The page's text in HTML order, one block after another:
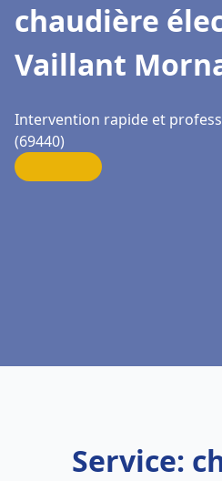
chaudière
Vaillant
Intervention rapide et
(69440)
Service: